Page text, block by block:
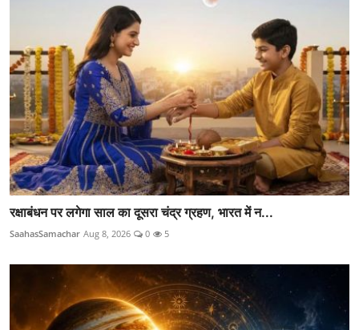
रक्षाबंधन पर लगेगा साल का दूसरा चंद्र ग्रहण, भारत में न...
SaahasSamachar Aug 8, 2026 0 5